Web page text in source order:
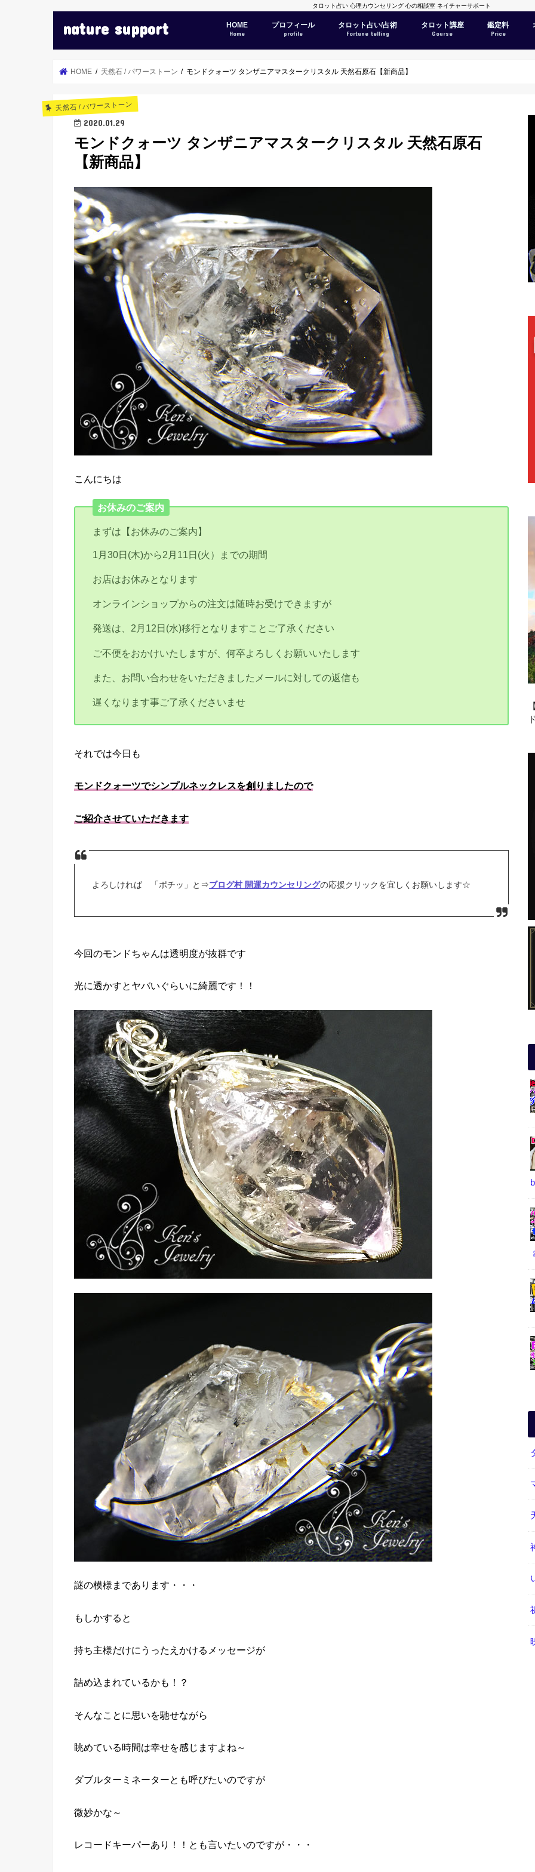
タロット占い 心理カウンセリング 心の相談室 ネイチャーサポート
nature support HOME
Home
プロフィール
profile
タロット占い/占術
Fortune telling
タロット講座
Course
鑑定料
Price
HOME 天然石 / パワーストーン モンドクォーツ タンザニアマスタークリスタル 天然石原石【新商品】
天然石 / パワーストーン
2020.01.29
モンドクォーツ タンザニアマスタークリスタル 天然石原石
【新商品】
こんにちは
お休みのご案内
まずは【お休みのご案内】
1月30日(木)から2月11日(火）までの期間
お店はお休みとなります
オンラインショップからの注文は随時お受けできますが
発送は、2月12日(水)移行となりますことご了承ください
ご不便をおかけいたしますが、何卒よろしくお願いいたします
また、お問い合わせをいただきましたメールに対しての返信も
遅くなります事ご了承くださいませ
それでは今日も
モンドクォーツでシンプルネックレスを創りましたので
ご紹介させていただきます
よろしければ 「ポチッ」と⇒ブログ村 開運カウンセリングの応援クリックを宜しくお願いします☆
今回のモンドちゃんは透明度が抜群です
光に透かすとヤバいぐらいに綺麗です！！
謎の模様まであります・・・
もしかすると
持ち主様だけにうったえかけるメッセージが
詰め込まれているかも！？
そんなことに思いを馳せながら
眺めている時間は幸せを感じますよね～
ダブルターミネーターとも呼びたいのですが
微妙かな～
レコードキーパーあり！！とも言いたいのですが・・・